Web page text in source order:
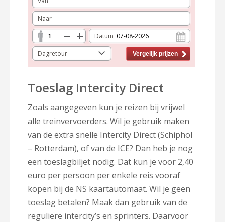
Naar
Datum
Dagretour Vergelijk prijzen
Toeslag Intercity Direct
Zoals aangegeven kun je reizen bij vrijwel
alle treinvervoerders. Wil je gebruik maken
van de extra snelle Intercity Direct (Schiphol
– Rotterdam), of van de ICE? Dan heb je nog
een toeslagbiljet nodig. Dat kun je voor 2,40
euro per persoon per enkele reis vooraf
kopen bij de NS kaartautomaat. Wil je geen
toeslag betalen? Maak dan gebruik van de
reguliere intercity’s en sprinters. Daarvoor